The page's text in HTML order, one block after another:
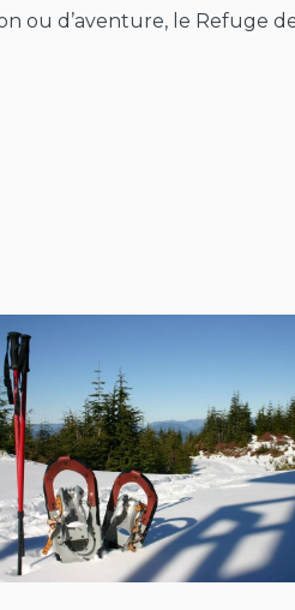
ou d’aventure, le Refuge